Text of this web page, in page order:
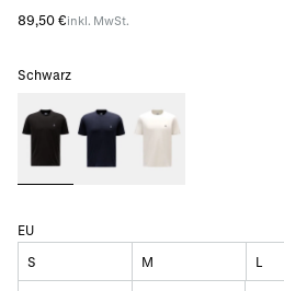
89,50 €inkl. MwSt.
Schwarz
EU
S M L